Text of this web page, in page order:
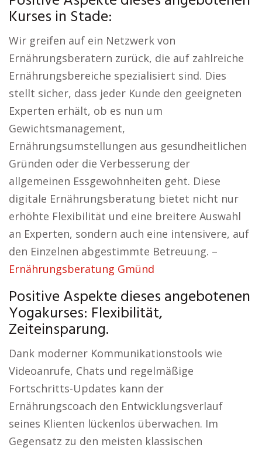
Kurses in Stade:
Wir greifen auf ein Netzwerk von
Ernährungsberatern zurück, die auf zahlreiche
Ernährungsbereiche spezialisiert sind. Dies
stellt sicher, dass jeder Kunde den geeigneten
Experten erhält, ob es nun um
Gewichtsmanagement,
Ernährungsumstellungen aus gesundheitlichen
Gründen oder die Verbesserung der
allgemeinen Essgewohnheiten geht. Diese
digitale Ernährungsberatung bietet nicht nur
erhöhte Flexibilität und eine breitere Auswahl
an Experten, sondern auch eine intensivere, auf
den Einzelnen abgestimmte Betreuung. –
Ernährungsberatung Gmünd
Positive Aspekte dieses angebotenen
Yogakurses: Flexibilität,
Zeiteinsparung.
Dank moderner Kommunikationstools wie
Videoanrufe, Chats und regelmäßige
Fortschritts-Updates kann der
Ernährungscoach den Entwicklungsverlauf
seines Klienten lückenlos überwachen. Im
Gegensatz zu den meisten klassischen